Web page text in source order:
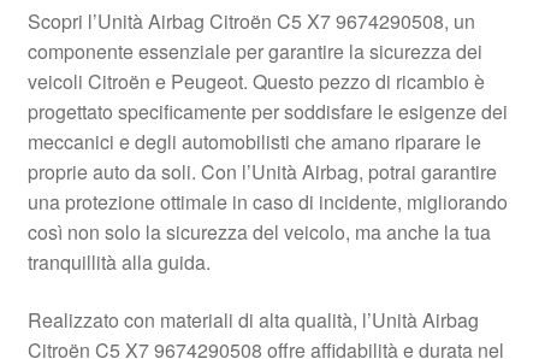
Il mio account
Pagamenti
Politica sulla riservatezza
Procedura di Reclamo
Registratore di cassa
Rimostranza
Scopri l’Unità Airbag Citroën C5 X7 9674290508, un
componente essenziale per garantire la sicurezza dei
veicoli Citroën e Peugeot. Questo pezzo di ricambio è
progettato specificamente per soddisfare le esigenze dei
meccanici e degli automobilisti che amano riparare le
proprie auto da soli. Con l’Unità Airbag, potrai garantire
una protezione ottimale in caso di incidente, migliorando
così non solo la sicurezza del veicolo, ma anche la tua
tranquillità alla guida.
Realizzato con materiali di alta qualità, l’Unità Airbag
Citroën C5 X7 9674290508 offre affidabilità e durata nel